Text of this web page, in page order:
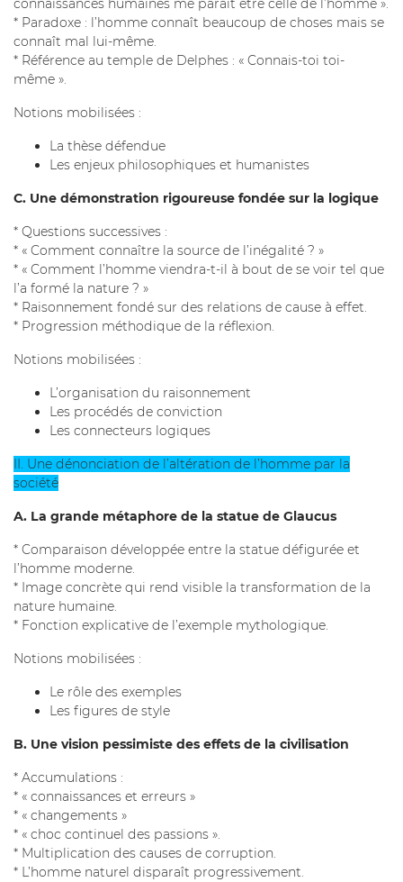
connaissances humaines me paraît être celle de l’homme ».
* Paradoxe : l’homme connaît beaucoup de choses mais se
connaît mal lui-même.
* Référence au temple de Delphes : « Connais-toi toi-
même ».
Notions mobilisées :
La thèse défendue
Les enjeux philosophiques et humanistes
C. Une démonstration rigoureuse fondée sur la logique
* Questions successives :
* « Comment connaître la source de l’inégalité ? »
* « Comment l’homme viendra-t-il à bout de se voir tel que
l’a formé la nature ? »
* Raisonnement fondé sur des relations de cause à effet.
* Progression méthodique de la réflexion.
Notions mobilisées :
L’organisation du raisonnement
Les procédés de conviction
Les connecteurs logiques
II. Une dénonciation de l’altération de l’homme par la
société
A. La grande métaphore de la statue de Glaucus
* Comparaison développée entre la statue défigurée et
l’homme moderne.
* Image concrète qui rend visible la transformation de la
nature humaine.
* Fonction explicative de l’exemple mythologique.
Notions mobilisées :
Le rôle des exemples
Les figures de style
B. Une vision pessimiste des effets de la civilisation
* Accumulations :
* « connaissances et erreurs »
* « changements »
* « choc continuel des passions ».
* Multiplication des causes de corruption.
* L’homme naturel disparaît progressivement.